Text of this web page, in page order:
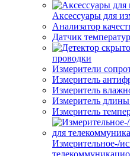
Аксессуары для
Анализатор
Датчик
проводки
Измерители
Измеритель
Измеритель
Измеритель длины
Измеритель
Измерительное-/